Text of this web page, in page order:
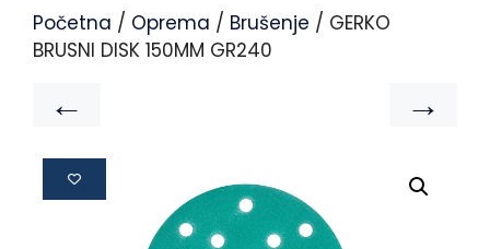
Početna / Oprema / Brušenje / GERKO
BRUSNI DISK 150MM GR240
← →